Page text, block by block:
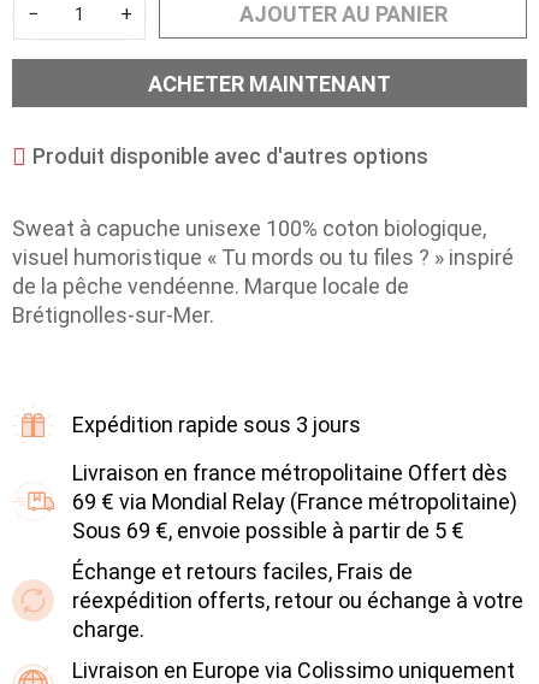
Sweat à capuche unisexe 100% coton biologique,
visuel humoristique « Tu mords ou tu files ? » inspiré
de la pêche vendéenne. Marque locale de
Brétignolles-sur-Mer.
− + AJOUTER AU PANIER
ACHETER MAINTENANT
Produit disponible avec d'autres options
Expédition rapide sous 3 jours
Livraison en france métropolitaine Offert dès
69 € via Mondial Relay (France métropolitaine)
Sous 69 €, envoie possible à partir de 5 €
Échange et retours faciles, Frais de
réexpédition offerts, retour ou échange à votre
charge.
Livraison en Europe via Colissimo uniquement